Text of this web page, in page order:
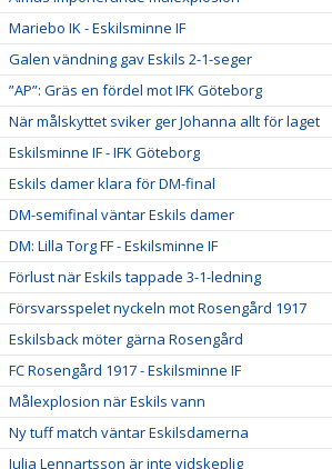
Mariebo IK - Eskilsminne IF
Galen vändning gav Eskils 2-1-seger
”AP”: Gräs en fördel mot IFK Göteborg
När målskyttet sviker ger Johanna allt för laget
Eskilsminne IF - IFK Göteborg
Eskils damer klara för DM-final
DM-semifinal väntar Eskils damer
DM: Lilla Torg FF - Eskilsminne IF
Förlust när Eskils tappade 3-1-ledning
Försvarsspelet nyckeln mot Rosengård 1917
Eskilsback möter gärna Rosengård
FC Rosengård 1917 - Eskilsminne IF
Målexplosion när Eskils vann
Ny tuff match väntar Eskilsdamerna
Julia Lennartsson är inte vidskeplig